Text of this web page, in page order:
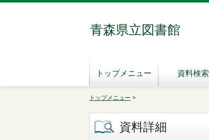
青森県立図書館
トップメニュー 資料検索
トップメニュー >
資料詳細